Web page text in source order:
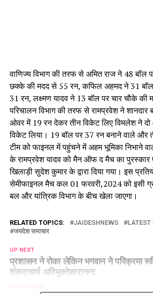
वाणिज्य विभाग की तरफ से अमित राज ने 48
छक्के की मदद से 55 रन, कफिल अहमद ने 31
31 रन, लक्ष्मण यादव ने 13 बॉल पर चार चौके की
परिचालन विभाग की तरफ से रामप्रवेश ने शानदार
ओवर में 19 रन देकर तीन विकेट लिए विमलेश ने
विकेट लिया। 19 बॉल पर 37 रन बनाने वाले और
टीम को फाइनल में पहुंचने में अहम भूमिका निभाने
के रामप्रवेश यादव को मैन ऑफ द मैच का पुरस्कार
खिलाड़ी सुदेश कुमार के द्वारा दिया गया। इस
सेमीफाइनल मैच कल 01 फरवरी,2024 को इसी
बल और यांत्रिक विभाग के बीच खेला जाएगा।
RELATED TOPICS: JAIDESHNEWS
LATEST
जयदेश समाचार
UP NEXT
प्रशासन ने रोका लेकिन भगवान ने परिक्रमा
शंकराचार्य अविमुक्तेश्वरानन्द